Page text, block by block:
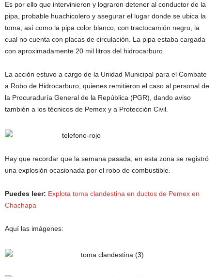
Es por ello que intervinieron y lograron detener al conductor de la
pipa, probable huachicolero y asegurar el lugar donde se ubica la
toma, así como la pipa color blanco, con tractocamión negro, la
cual no cuenta con placas de circulación. La pipa estaba cargada
con aproximadamente 20 mil litros del hidrocarburo.
La acción estuvo a cargo de la Unidad Municipal para el Combate
a Robo de Hidrocarburo, quienes remitieron el caso al personal de
la Procuraduría General de la República (PGR), dando aviso
también a los técnicos de Pemex y a Protección Civil.
Hay que recordar que la semana pasada, en esta zona se registró
una explosión ocasionada por el robo de combustible.
Puedes leer: Explota toma clandestina en ductos de Pemex en
Chachapa
Aquí las imágenes: